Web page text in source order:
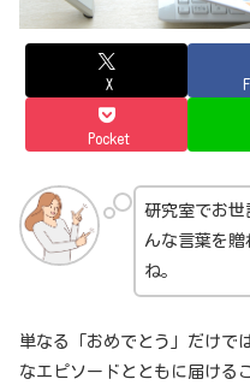
X
Pocket
研究室でお世
んな言葉を
ね。
単なる「おめでとう」だけで
なエピソードとともに届ける